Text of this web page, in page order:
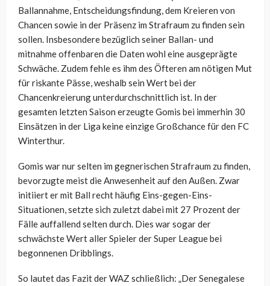
Ballannahme, Entscheidungsfindung, dem Kreieren von
Chancen sowie in der Präsenz im Strafraum zu finden sein
sollen. Insbesondere bezüglich seiner Ballan- und
mitnahme offenbaren die Daten wohl eine ausgeprägte
Schwäche. Zudem fehle es ihm des Öfteren am nötigen Mut
für riskante Pässe, weshalb sein Wert bei der
Chancenkreierung unterdurchschnittlich ist. In der
gesamten letzten Saison erzeugte Gomis bei immerhin 30
Einsätzen in der Liga keine einzige Großchance für den FC
Winterthur.
Gomis war nur selten im gegnerischen Strafraum zu finden,
bevorzugte meist die Anwesenheit auf den Außen. Zwar
initiiert er mit Ball recht häufig Eins-gegen-Eins-
Situationen, setzte sich zuletzt dabei mit 27 Prozent der
Fälle auffallend selten durch. Dies war sogar der
schwächste Wert aller Spieler der Super League bei
begonnenen Dribblings.
So lautet das Fazit der WAZ schließlich: „Der Senegalese